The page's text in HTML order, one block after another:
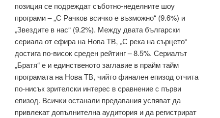
позиция се подреждат съботно-неделните шоу
програми – „С Рачков всичко е възможно“ (9.6%) и
„Звездите в нас“ (9.2%). Между двата български
сериала от ефира на Нова ТВ, „С река на сърцето“
достига по-висок среден рейтинг – 8.5%. Сериалът
„Братя“ е и единственото заглавие в прайм тайм
програмата на Нова ТВ, чийто финален епизод отчита
по-нисък зрителски интерес в сравнение с първи
епизод. Всички останали предавания успяват да
привлекат допълнителна аудитория и да регистрират